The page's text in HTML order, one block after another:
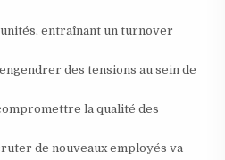
entraînant un turnover
des tensions au sein de
la qualité des
de nouveaux employés va